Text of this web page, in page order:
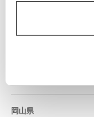
岡山県